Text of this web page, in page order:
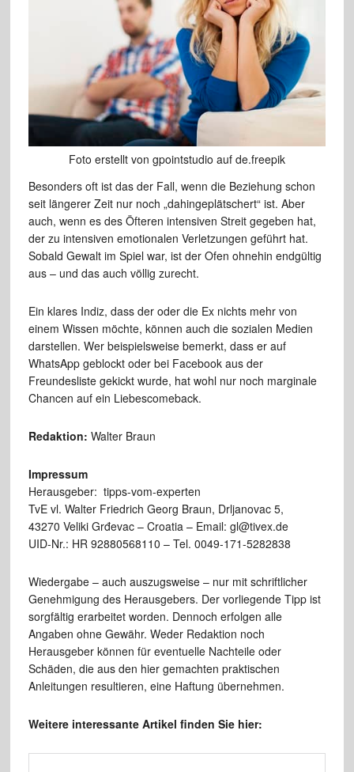
Foto erstellt von gpointstudio auf de.freepik
Besonders oft ist das der Fall, wenn die Beziehung schon
seit längerer Zeit nur noch „dahingeplätschert“ ist. Aber
auch, wenn es des Öfteren intensiven Streit gegeben hat,
der zu intensiven emotionalen Verletzungen geführt hat.
Sobald Gewalt im Spiel war, ist der Ofen ohnehin endgültig
aus – und das auch völlig zurecht.
Ein klares Indiz, dass der oder die Ex nichts mehr von
einem Wissen möchte, können auch die sozialen Medien
darstellen. Wer beispielsweise bemerkt, dass er auf
WhatsApp geblockt oder bei Facebook aus der
Freundesliste gekickt wurde, hat wohl nur noch marginale
Chancen auf ein Liebescomeback.
Redaktion: Walter Braun
Impressum
Herausgeber: tipps-vom-experten
TvE vl. Walter Friedrich Georg Braun, Drljanovac 5,
43270 Veliki Grđevac – Croatia – Email: gl@tivex.de
UID-Nr.: HR 92880568110 – Tel. 0049-171-5282838
Wiedergabe – auch auszugsweise – nur mit schriftlicher
Genehmigung des Herausgebers. Der vorliegende Tipp ist
sorgfältig erarbeitet worden. Dennoch erfolgen alle
Angaben ohne Gewähr. Weder Redaktion noch
Herausgeber können für eventuelle Nachteile oder
Schäden, die aus den hier gemachten praktischen
Anleitungen resultieren, eine Haftung übernehmen.
Weitere interessante Artikel finden Sie hier: